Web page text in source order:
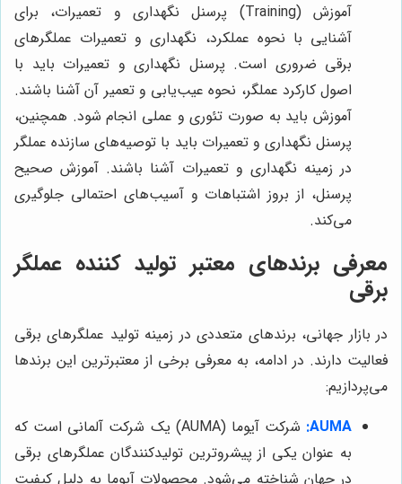
آموزش (Training) پرسنل نگهداری و تعمیرات، برای
آشنایی با نحوه عملکرد، نگهداری و تعمیرات عملگرهای
برقی ضروری است. پرسنل نگهداری و تعمیرات باید با
اصول کارکرد عملگر، نحوه عیب‌یابی و تعمیر آن آشنا باشند.
آموزش باید به صورت تئوری و عملی انجام شود. همچنین،
پرسنل نگهداری و تعمیرات باید با توصیه‌های سازنده عملگر
در زمینه نگهداری و تعمیرات آشنا باشند. آموزش صحیح
پرسنل، از بروز اشتباهات و آسیب‌های احتمالی جلوگیری
می‌کند.
معرفی برندهای معتبر تولید کننده عملگر
برقی
در بازار جهانی، برندهای متعددی در زمینه تولید عملگرهای برقی
فعالیت دارند. در ادامه، به معرفی برخی از معتبرترین این برندها
می‌پردازیم:
AUMA:
شرکت آیوما (AUMA) یک شرکت آلمانی است که
به عنوان یکی از پیشروترین تولیدکنندگان عملگرهای برقی
در جهان شناخته می‌شود. محصولات آیوما به دلیل کیفیت